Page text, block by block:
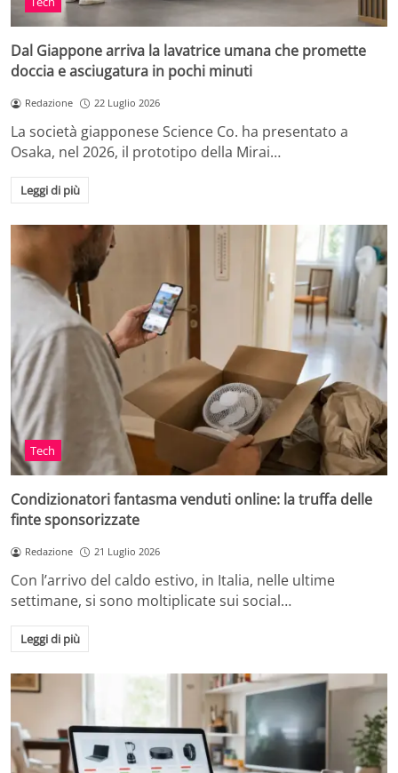
Dal Giappone arriva la lavatrice umana che promette
doccia e asciugatura in pochi minuti
Redazione 22 Luglio 2026
La società giapponese Science Co. ha presentato a
Osaka, nel 2026, il prototipo della Mirai…
Leggi di più
Tech
Condizionatori fantasma venduti online: la truffa delle
finte sponsorizzate
Redazione 21 Luglio 2026
Con l’arrivo del caldo estivo, in Italia, nelle ultime
settimane, si sono moltiplicate sui social…
Leggi di più